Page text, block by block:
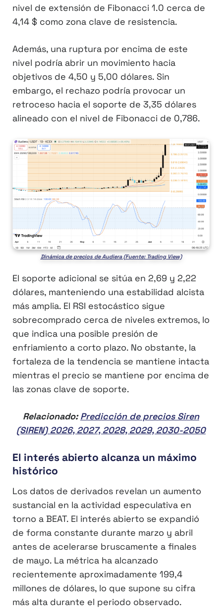
nivel de extensión de Fibonacci 1.0 cerca de
4,14 $ como zona clave de resistencia.
Además, una ruptura por encima de este
nivel podría abrir un movimiento hacia
objetivos de 4,50 y 5,00 dólares. Sin
embargo, el rechazo podría provocar un
retroceso hacia el soporte de 3,35 dólares
alineado con el nivel de Fibonacci de 0,786.
Dinámica de precios de Audiera (Fuente: Trading View)
El soporte adicional se sitúa en 2,69 y 2,22
dólares, manteniendo una estabilidad alcista
más amplia. El RSI estocástico sigue
sobrecomprado cerca de niveles extremos, lo
que indica una posible presión de
enfriamiento a corto plazo. No obstante, la
fortaleza de la tendencia se mantiene intacta
mientras el precio se mantiene por encima de
las zonas clave de soporte.
Relacionado:Predicción de precios Siren
(SIREN) 2026, 2027, 2028, 2029, 2030-2050
El interés abierto alcanza un máximo
histórico
Los datos de derivados revelan un aumento
sustancial en la actividad especulativa en
torno a BEAT. El interés abierto se expandió
de forma constante durante marzo y abril
antes de acelerarse bruscamente a finales
de mayo. La métrica ha alcanzado
recientemente aproximadamente 199,4
millones de dólares, lo que supone su cifra
más alta durante el periodo observado.